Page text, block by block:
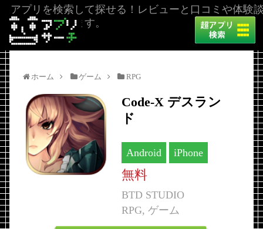
アプリを検索して探せる！レビューと口コミや体験
を掲載しています。
ホーム ゲーム RPG
Code-X デスラン
ド
Android iPhone
無料
BTD STUDIO
RPG, ゲーム